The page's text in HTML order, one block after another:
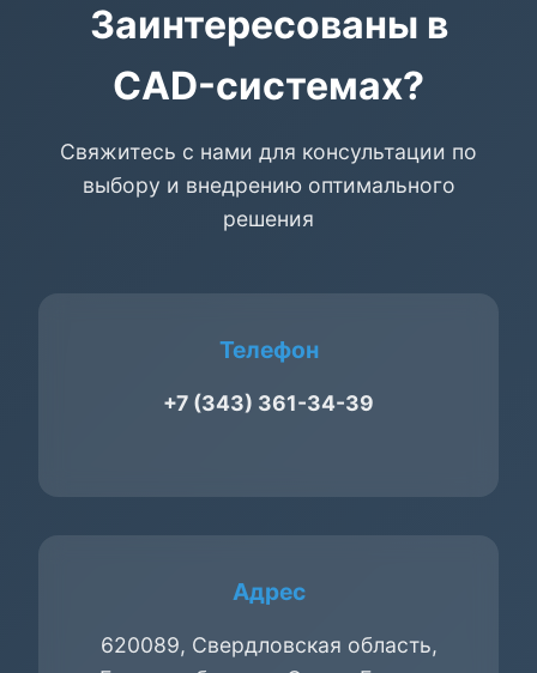
Заинтересованы в
CAD-системах?
Свяжитесь с нами для консультации по
выбору и внедрению оптимального
решения
Телефон
+7 (343) 361-34-39
Адрес
620089, Свердловская область,